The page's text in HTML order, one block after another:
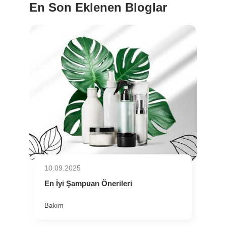
En Son Eklenen Bloglar
10.09.2025
En İyi Şampuan Önerileri
Bakım